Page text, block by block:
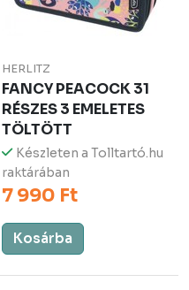
HERLITZ
FANCY PEACOCK 31
RÉSZES 3 EMELETES
TÖLTÖTT
Készleten a Tolltartó.hu
raktárában
7 990 Ft
Kosárba